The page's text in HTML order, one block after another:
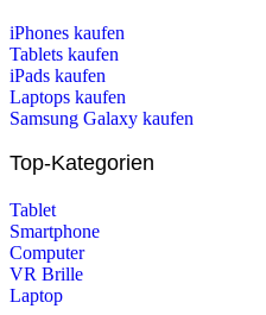
iPhones kaufen
Tablets kaufen
iPads kaufen
Laptops kaufen
Samsung Galaxy kaufen
Top-Kategorien
Tablet
Smartphone
Computer
VR Brille
Laptop